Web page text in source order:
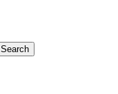
Search